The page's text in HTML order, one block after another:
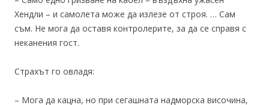
Хендли – и самолета може да излезе от строя. … Сам
съм. Не мога да оставя контролерите, за да се справя с
неканения гост.
Страхът го овладя:
– Мога да кацна, но при сегашната надморска височина,